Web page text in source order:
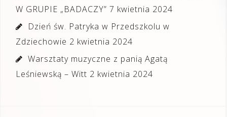
W GRUPIE „BADACZY” 7 kwietnia 2024
Dzień św. Patryka w Przedszkolu w
Zdziechowie 2 kwietnia 2024
Warsztaty muzyczne z panią Agatą
Leśniewską – Witt 2 kwietnia 2024